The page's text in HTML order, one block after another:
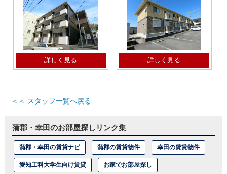
詳しく見る 詳しく見る
＜＜ スタッフ一覧へ戻る
蒲郡・幸田のお部屋探しリンク集
蒲郡・幸田の賃貸ナビ 蒲郡の賃貸物件 幸田の賃貸物件
愛知工科大学生向け賃貸 お家でお部屋探し